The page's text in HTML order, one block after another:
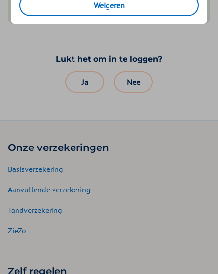
Download voor Android
Lukt het om in te loggen?
Ja Nee
Onze verzekeringen
Basisverzekering
Aanvullende verzekering
Tandverzekering
ZieZo
Zelf regelen
Weigeren